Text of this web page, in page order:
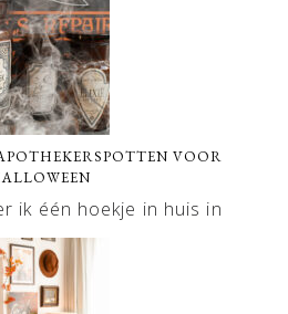
VOOR
ik één hoekje in huis in